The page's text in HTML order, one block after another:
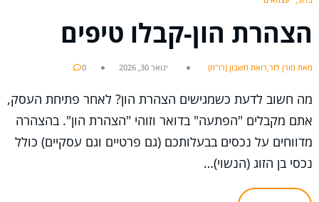
הצהרת הון-קבלו טיפים
מאת מורן לזר,רואת חשבון (רו"ח) ינואר 30, 2026 0
מה חשוב לדעת כשמגישים הצהרת הון? לאחר פתיחת העסק,
אתם מקבלים "הפתעה" בדואר וזוהי "הצהרת הון". בהצהרה
מדווחים על נכסים בבעלותכם (גם פרטיים וגם עסקיים) כולל
נכסי בן הזוג (הנשוי)…